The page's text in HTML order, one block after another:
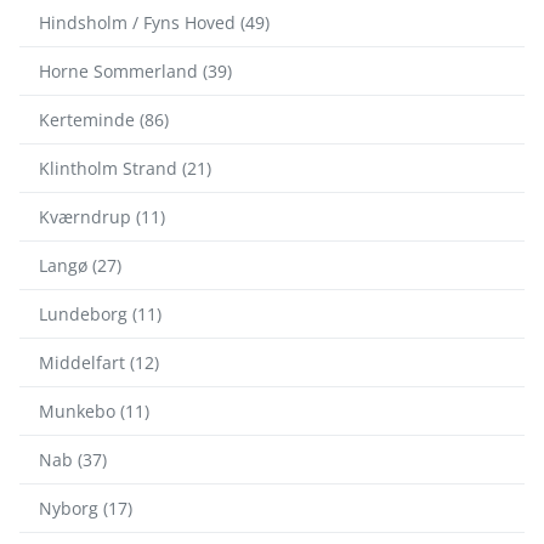
Hindsholm / Fyns Hoved (49)
Horne Sommerland (39)
Kerteminde (86)
Klintholm Strand (21)
Kværndrup (11)
Langø (27)
Lundeborg (11)
Middelfart (12)
Munkebo (11)
Nab (37)
Nyborg (17)